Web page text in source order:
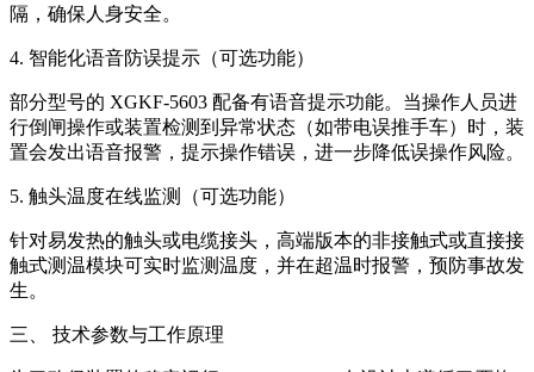
隔，确保人身安全。
4. 智能化语音防误提示（可选功能）
部分型号的 XGKF-5603 配备有语音提示功能。当操作人员进
行倒闸操作或装置检测到异常状态（如带电误推手车）时，装
置会发出语音报警，提示操作错误，进一步降低误操作风险。
5. 触头温度在线监测（可选功能）
针对易发热的触头或电缆接头，高端版本的非接触式或直接接
触式测温模块可实时监测温度，并在超温时报警，预防事故发
生。
三、 技术参数与工作原理